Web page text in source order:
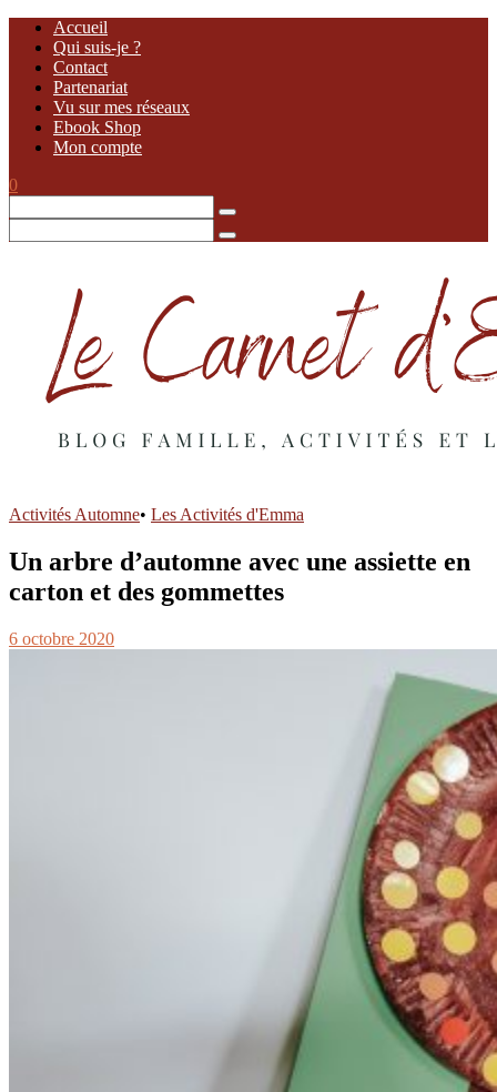
Accueil
Qui suis-je ?
Contact
Partenariat
Vu sur mes réseaux
Ebook Shop
Mon compte
0
Activités Automne• Les Activités d'Emma
Un arbre d’automne avec une assiette en
carton et des gommettes
6 octobre 2020